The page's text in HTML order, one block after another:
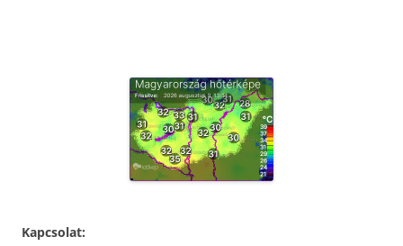
Kapcsolat: